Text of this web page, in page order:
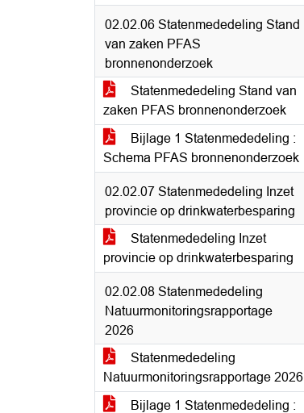
02.02.06 Statenmededeling Stand
van zaken PFAS
bronnenonderzoek
Statenmededeling Stand van
zaken PFAS bronnenonderzoek
Bijlage 1 Statenmededeling :
Schema PFAS bronnenonderzoek
02.02.07 Statenmededeling Inzet
provincie op drinkwaterbesparing
Statenmededeling Inzet
provincie op drinkwaterbesparing
02.02.08 Statenmededeling
Natuurmonitoringsrapportage
2026
Statenmededeling
Natuurmonitoringsrapportage 2026
Bijlage 1 Statenmededeling :